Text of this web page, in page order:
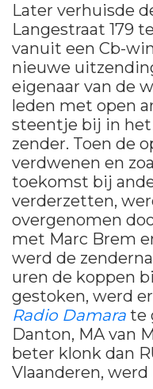
Later verhuisde
Langestraat 179
vanuit een Cb-
nieuwe
eigenaar van de
leden met open
steentje bij in het
zender. Toen de
verdwenen en
toekomst bij
verderzetten,
overgenomen
met Marc Brem
werd de
uren de koppen
gestoken, werd
Radio Damara te
Danton, MA van
beter klonk dan
Vlaanderen, werd